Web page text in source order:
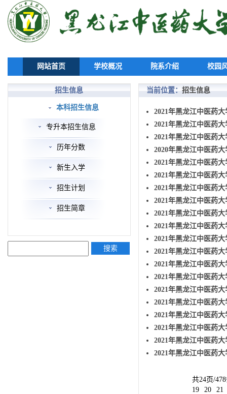
网站首页 学校概况 院系介绍 校园
招生信息
本科招生信息
专升本招生信息
历年分数
新生入学
招生计划
招生简章
搜索
当前位置： 招生信息
2021年黑龙江中医药
2021年黑龙江中医药
2021年黑龙江中医药
2020年黑龙江中医药
2021年黑龙江中医药
2021年黑龙江中医药
2021年黑龙江中医药
2021年黑龙江中医药
2021年黑龙江中医药
2021年黑龙江中医药
2021年黑龙江中医药
2021年黑龙江中医药
2021年黑龙江中医药
2021年黑龙江中医药
2021年黑龙江中医药
2021年黑龙江中医药
2021年黑龙江中医药
2021年黑龙江中医药
2021年黑龙江中医药
2021年黑龙江中医药
共24页/
19
20 21